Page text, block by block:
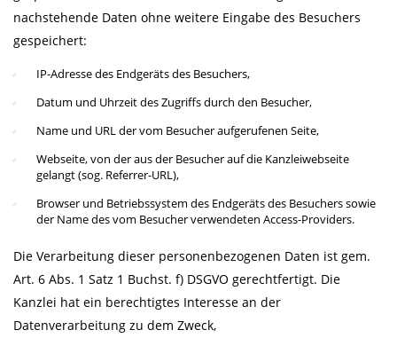
nachstehende Daten ohne weitere Eingabe des Besuchers
gespeichert:
IP-Adresse des Endgeräts des Besuchers,
Datum und Uhrzeit des Zugriffs durch den Besucher,
Name und URL der vom Besucher aufgerufenen Seite,
Webseite, von der aus der Besucher auf die Kanzleiwebseite
gelangt (sog. Referrer-URL),
Browser und Betriebssystem des Endgeräts des Besuchers sowie
der Name des vom Besucher verwendeten Access-Providers.
Die Verarbeitung dieser personenbezogenen Daten ist gem.
Art. 6 Abs. 1 Satz 1 Buchst. f) DSGVO gerechtfertigt. Die
Kanzlei hat ein berechtigtes Interesse an der
Datenverarbeitung zu dem Zweck,